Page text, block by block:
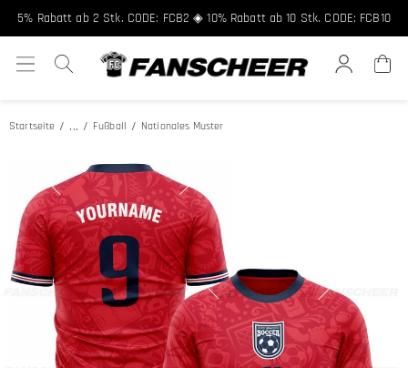
5% Rabatt ab 2 Stk. CODE: FCB2 ◈ 10% Rabatt ab 10 Stk. CODE: FCB10
Startseite ... Fußball Nationales Muster